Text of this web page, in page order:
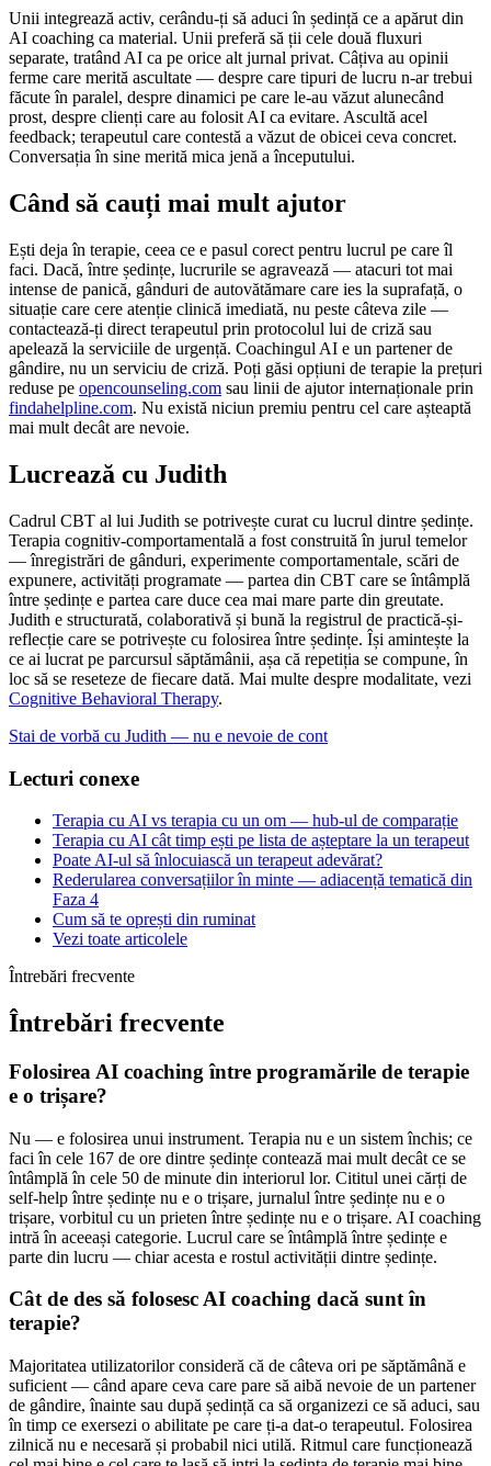
Unii integrează activ, cerându-ți să aduci în ședință ce a apărut din
AI coaching ca material. Unii preferă să ții cele două fluxuri
separate, tratând AI ca pe orice alt jurnal privat. Câțiva au opinii
ferme care merită ascultate — despre care tipuri de lucru n-ar trebui
făcute în paralel, despre dinamici pe care le-au văzut alunecând
prost, despre clienți care au folosit AI ca evitare. Ascultă acel
feedback; terapeutul care contestă a văzut de obicei ceva concret.
Conversația în sine merită mica jenă a începutului.
Când să cauți mai mult ajutor
Ești deja în terapie, ceea ce e pasul corect pentru lucrul pe care îl
faci. Dacă, între ședințe, lucrurile se agravează — atacuri tot mai
intense de panică, gânduri de autovătămare care ies la suprafață, o
situație care cere atenție clinică imediată, nu peste câteva zile —
contactează-ți direct terapeutul prin protocolul lui de criză sau
apelează la serviciile de urgență. Coachingul AI e un partener de
gândire, nu un serviciu de criză. Poți găsi opțiuni de terapie la prețuri
reduse pe opencounseling.com sau linii de ajutor internaționale prin
findahelpline.com. Nu există niciun premiu pentru cel care așteaptă
mai mult decât are nevoie.
Lucrează cu Judith
Cadrul CBT al lui Judith se potrivește curat cu lucrul dintre ședințe.
Terapia cognitiv-comportamentală a fost construită în jurul temelor
— înregistrări de gânduri, experimente comportamentale, scări de
expunere, activități programate — partea din CBT care se întâmplă
între ședințe e partea care duce cea mai mare parte din greutate.
Judith e structurată, colaborativă și bună la registrul de practică-și-
reflecție care se potrivește cu folosirea între ședințe. Își amintește la
ce ai lucrat pe parcursul săptămânii, așa că repetiția se compune, în
loc să se reseteze de fiecare dată. Mai multe despre modalitate, vezi
Cognitive Behavioral Therapy.
Stai de vorbă cu Judith — nu e nevoie de cont
Lecturi conexe
Terapia cu AI vs terapia cu un om — hub-ul de comparație
Terapia cu AI cât timp ești pe lista de așteptare la un terapeut
Poate AI-ul să înlocuiască un terapeut adevărat?
Rederularea conversațiilor în minte — adiacență tematică din
Faza 4
Cum să te oprești din ruminat
Vezi toate articolele
Întrebări frecvente
Întrebări frecvente
Folosirea AI coaching între programările de terapie
e o trișare?
Nu — e folosirea unui instrument. Terapia nu e un sistem închis; ce
faci în cele 167 de ore dintre ședințe contează mai mult decât ce se
întâmplă în cele 50 de minute din interiorul lor. Cititul unei cărți de
self-help între ședințe nu e o trișare, jurnalul între ședințe nu e o
trișare, vorbitul cu un prieten între ședințe nu e o trișare. AI coaching
intră în aceeași categorie. Lucrul care se întâmplă între ședințe e
parte din lucru — chiar acesta e rostul activității dintre ședințe.
Cât de des să folosesc AI coaching dacă sunt în
terapie?
Majoritatea utilizatorilor consideră că de câteva ori pe săptămână e
suficient — când apare ceva care pare să aibă nevoie de un partener
de gândire, înainte sau după ședință ca să organizezi ce să aduci, sau
în timp ce exersezi o abilitate pe care ți-a dat-o terapeutul. Folosirea
zilnică nu e necesară și probabil nici utilă. Ritmul care funcționează